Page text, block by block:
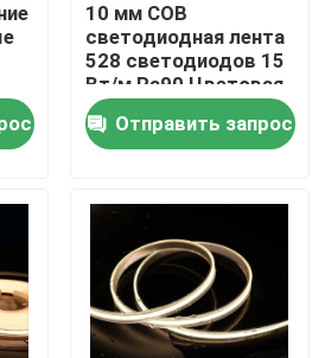
10 мм COB
светодиодная лента
528 светодиодов 15
Вт/м Ra90 Цветовая
температура
2700/3000/4000/5000/
Отправить запрос